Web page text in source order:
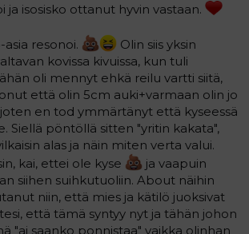
ja isosisko ottanut hyvin vastaan.
resonoi.
Olin siis yksin
kovissa kivuissa, kun tuli
oli mennyt ehkä reilu vartti siitä,
että olin 5cm auki+varmaan olin jo
joten en tod ymmärtänyt että kyseessä
Siellä pöntöllä sitten "yritin kakata",
alas ja näin miten verta valui.
kai, ettei ole kyse
ja vaapuin
siihen suihkutuoliin. About näihin
niin, että mies ja kätilö juoksivat
että tämä syntyy nyt ja tähän johon
"ai saanko ponnistaa" vaikka olinhan